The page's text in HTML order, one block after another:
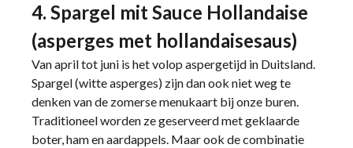
4. Spargel mit Sauce Hollandaise
(asperges met hollandaisesaus)
Van april tot juni is het volop aspergetijd in Duitsland.
Spargel (witte asperges) zijn dan ook niet weg te
denken van de zomerse menukaart bij onze buren.
Traditioneel worden ze geserveerd met geklaarde
boter, ham en aardappels. Maar ook de combinatie